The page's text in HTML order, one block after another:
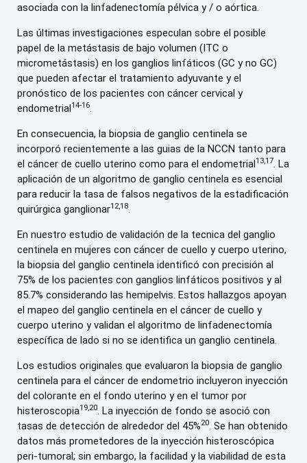
asociada con la linfadenectomía pélvica y / o aórtica.
Las últimas investigaciones especulan sobre el posible
papel de la metástasis de bajo volumen (ITC o
micrometástasis) en los ganglios linfáticos (GC y no GC)
que pueden afectar el tratamiento adyuvante y el
pronóstico de los pacientes con cáncer cervical y
endometrial14-16.
En consecuencia, la biopsia de ganglio centinela se
incorporó recientemente a las guias de la NCCN tanto para
el cáncer de cuello uterino como para el endometrial13,17. La
aplicación de un algoritmo de ganglio centinela es esencial
para reducir la tasa de falsos negativos de la estadificación
quirúrgica ganglionar12,18.
En nuestro estudio de validación de la tecnica del ganglio
centinela en mujeres con cáncer de cuello y cuerpo uterino,
la biopsia del ganglio centinela identificó con precisión al
75% de los pacientes con ganglios linfáticos positivos y al
85.7% considerando las hemipelvis. Estos hallazgos apoyan
el mapeo del ganglio centinela en el cáncer de cuello y
cuerpo uterino y validan el algoritmo de linfadenectomía
específica de lado si no se identifica un ganglio centinela.
Los estudios originales que evaluaron la biopsia de ganglio
centinela para el cáncer de endometrio incluyeron inyección
del colorante en el fondo uterino y en el tumor por
histeroscopia19,20. La inyección de fondo se asoció con
tasas de detección de alrededor del 45%20. Se han obtenido
datos más prometedores de la inyección histeroscópica
peri-tumoral; sin embargo, la facilidad y la viabilidad de esta